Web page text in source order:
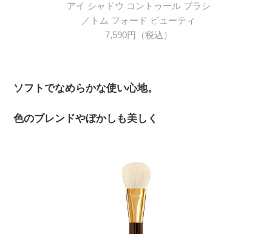
アイ シャドウ コントゥール ブラシ
／トム フォード ビューティ
7,590円（税込）
ソフトでなめらかな使い心地。
色のブレンドやぼかしも美しく